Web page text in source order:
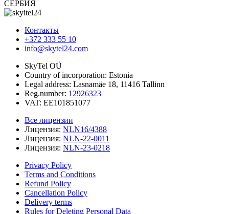
СЕРБИЯ
Контакты
+372 333 55 10
info@skytel24.com
SkyTel OÜ
Country of incorporation: Estonia
Legal address: Lasnamäe 18, 11416 Tallinn
Reg.number: 12926323
VAT: EE101851077
Все лицензии
Лицензия: NLN16/4388
Лицензия: NLN-22-0011
Лицензия: NLN-23-0218
Privacy Policy
Terms and Conditions
Refund Policy
Cancellation Policy
Delivery terms
Rules for Deleting Personal Data